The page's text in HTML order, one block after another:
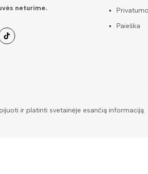
neturime.
Tiktok
Paieška
ir platinti svetainėje esančią informaciją.